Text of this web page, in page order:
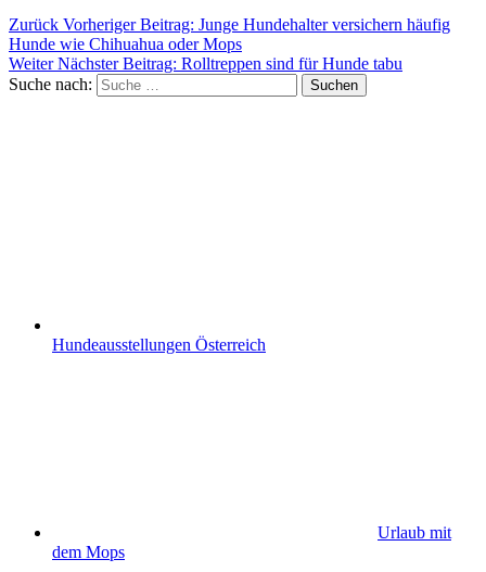
Zurück Vorheriger Beitrag: Junge Hundehalter versichern häufig
Hunde wie Chihuahua oder Mops
Weiter Nächster Beitrag: Rolltreppen sind für Hunde tabu
Suche nach:
Suchen
Hundeausstellungen Österreich
Urlaub mit
dem Mops